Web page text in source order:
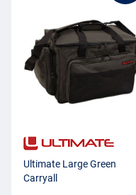
Ultimate Large Green
Carryall